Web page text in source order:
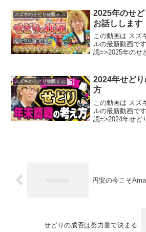
スズキのせどり物販チャンネル
2025年のせ
お話しします
この動画は スズ
ルの最新動画で
認=>2025年のせ
スズキのせどり物販チャンネル
2024年せどり
方
この動画は スズ
ルの最新動画で
認=>2024年せど
円安の今こそ
せどりの成否は努力量で決まる